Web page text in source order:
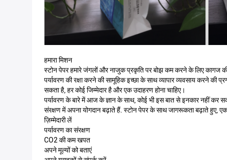
हमारा मिशन
स्टोन पेपर हमारे जंगलों और नाजुक प्रकृति पर बोझ कम करने के लिए कागज
पर्यावरण की रक्षा करने की सामूहिक इच्छा के साथ व्यापार व्यवसाय करने
सकता है, हर कोई जिम्मेदार है और एक उदाहरण होना चाहिए।
पर्यावरण के बारे में आज के ज्ञान के साथ, कोई भी इस बात से इनकार नहीं कर
संरक्षण में अपना योगदान बढ़ाते हैं. स्टोन पेपर के साथ जागरूकता बढ़ाते हुए,
ज़िम्मेदारी लें
पर्यावरण का संरक्षण
CO2 की कम खपत
अपने मूल्यों को बताएं